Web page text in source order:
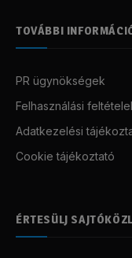
TOVÁBBI
PR ügynökségek
Felhasználási
Adatkezelési
Cookie tájékoztató
ÉRTESÜLJ